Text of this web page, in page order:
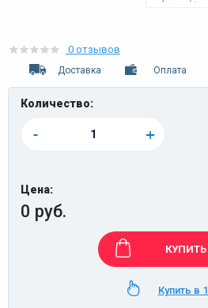
0 отзывов
Доставка Оплата
Количество:
- +
Цена:
0 руб.
КУПИТЬ
Купить в